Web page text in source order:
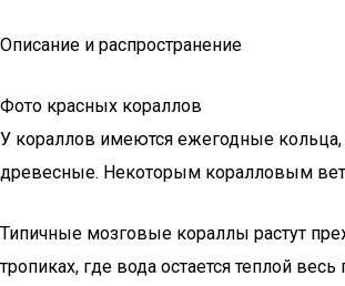
Описание и распространение
Фото красных кораллов
У кораллов имеются ежегодные
древесные. Некоторым коралловым
Типичные мозговые кораллы растут
тропиках, где вода остается теплой весь